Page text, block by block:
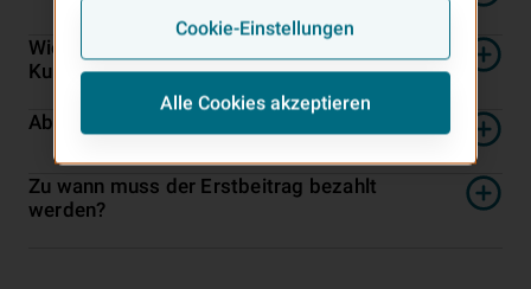
Wie registriere ich mich im VHV
Kundenportal?
Ab wann habe ich Versicherungsschutz?
Zu wann muss der Erstbeitrag bezahlt
werden?
Cookie-Einstellungen
Alle Cookies akzeptieren